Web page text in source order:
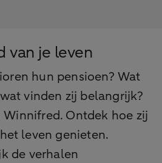
van je leven
hun pensioen? Wat
vinden zij belangrijk?
Ontdek hoe zij
leven genieten.
de verhalen